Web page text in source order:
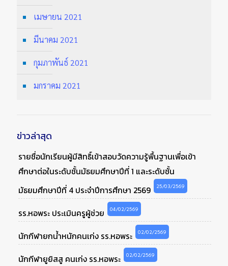
เมษายน 2021
มีนาคม 2021
กุมภาพันธ์ 2021
มกราคม 2021
ข่าวล่าสุด
รายชื่อนักเรียนผู้มีสิทธิ์เข้าสอบวัดความรู้พื้นฐานเพื่อเข้า
ศึกษาต่อในระดับชั้นมัธยมศึกษาปีที่ 1 และระดับชั้น
มัธยมศึกษาปีที่ 4 ประจำปีการศึกษา 2569
25/03/2569
รร.หอพระ ประเมินครูผู้ช่วย 04/02/2569
นักกีฬายกน้ำหนักคนเก่ง รร.หอพระ 02/02/2569
นักกีฬายูยิสสู คนเก่ง รร.หอพระ 02/02/2569